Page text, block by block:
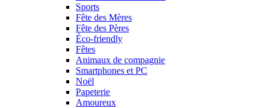
Sports
Fête des Mères
Fête des Pères
Éco-friendly
Fêtes
Animaux de compagnie
Smartphones et PC
Noël
Papeterie
Amoureux